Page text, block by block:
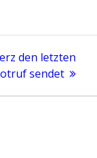
den letzten
sendet